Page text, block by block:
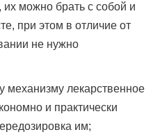
можно брать с собой и
при этом в отличие от
не нужно
механизму лекарственное
и практически
им;